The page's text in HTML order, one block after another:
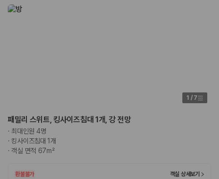
1 / 7
패밀리 스위트, 킹사이즈침대 1개, 강 전망
· 최대인원 4명
·킹사이즈침대 1개
·객실 면적 67m²
환불불가
객실 상세보기